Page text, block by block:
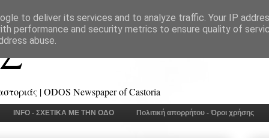
| ODOS Newspaper of Castoria
INFO - ΣΧΕΤΙΚΑ ΜΕ ΤΗΝ ΟΔΟ Πολιτική απορρήτου - Όροι χρήσης
to deliver its services and to analyze traffic. Your IP
performance and security metrics to ensure quality of
abuse.